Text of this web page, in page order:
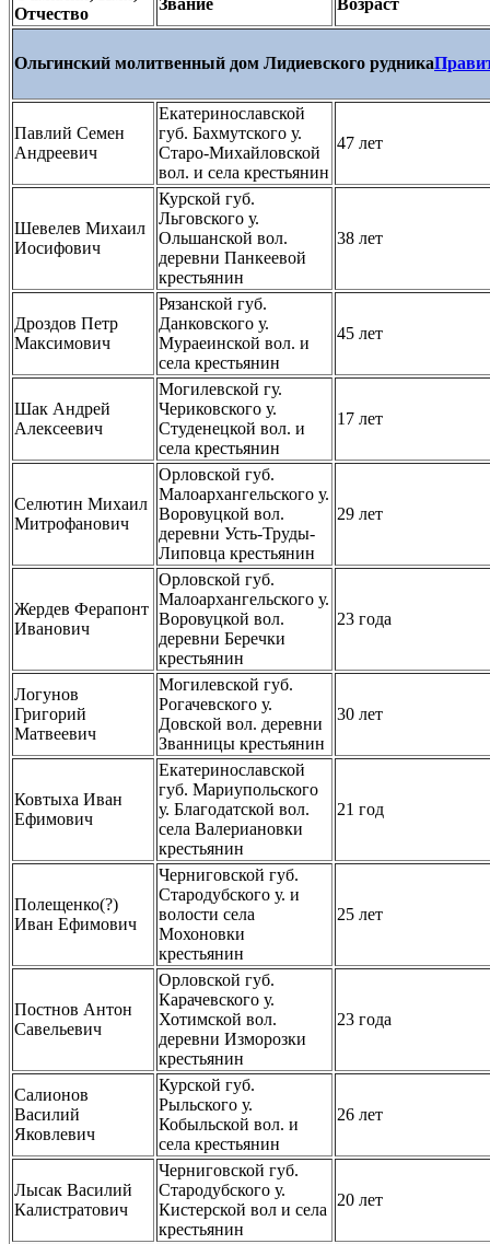
Отчество
Ольгинский молитвенный дом Лидиевского рудника
Павлий Семен
Андреевич
Екатеринославской
губ. Бахмутского у.
Старо-Михайловской
вол. и села крестьянин
47 лет
Шевелев Михаил
Иосифович
Курской губ.
Льговского у.
Ольшанской вол.
деревни Панкеевой
крестьянин
38 лет
Дроздов Петр
Максимович
Рязанской губ.
Данковского у.
Мураеинской вол. и
села крестьянин
45 лет
Шак Андрей
Алексеевич
Могилевской гу.
Чериковского у.
Студенецкой вол. и
села крестьянин
17 лет
Селютин Михаил
Митрофанович
Орловской губ.
Малоархангельского у.
Воровуцкой вол.
деревни Усть-Труды-
Липовца крестьянин
29 лет
Жердев Ферапонт
Иванович
Орловской губ.
Малоархангельского у.
Воровуцкой вол.
деревни Беречки
крестьянин
23 года
Логунов
Григорий
Матвеевич
Могилевской губ.
Рогачевского у.
Довской вол. деревни
Званницы крестьянин
30 лет
Ковтыха Иван
Ефимович
Екатеринославской
губ. Мариупольского
у. Благодатской вол.
села Валериановки
крестьянин
21 год
Полещенко(?)
Иван Ефимович
Черниговской губ.
Стародубского у. и
волости села
Мохоновки
крестьянин
25 лет
Постнов Антон
Савельевич
Орловской губ.
Карачевского у.
Хотимской вол.
деревни Изморозки
крестьянин
23 года
Салионов
Василий
Яковлевич
Курской губ.
Рыльского у.
Кобыльской вол. и
села крестьянин
26 лет
Лысак Василий
Калистратович
Черниговской губ.
Стародубского у.
Кистерской вол и села
крестьянин
20 лет